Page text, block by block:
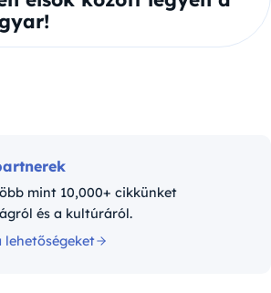
mint 10,000+ cikkünket
és a kultúráról.
lehetőségeket